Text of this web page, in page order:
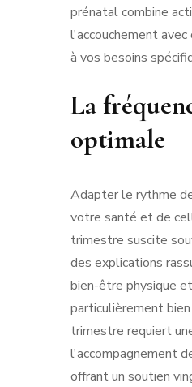
prénatal combine
l'accouchement
à vos besoins
La
optimale
Adapter le rythme
votre santé et de
trimestre suscite
des explications
bien-être physique
particulièrement
trimestre requiert
l'accompagnement
offrant un soutien